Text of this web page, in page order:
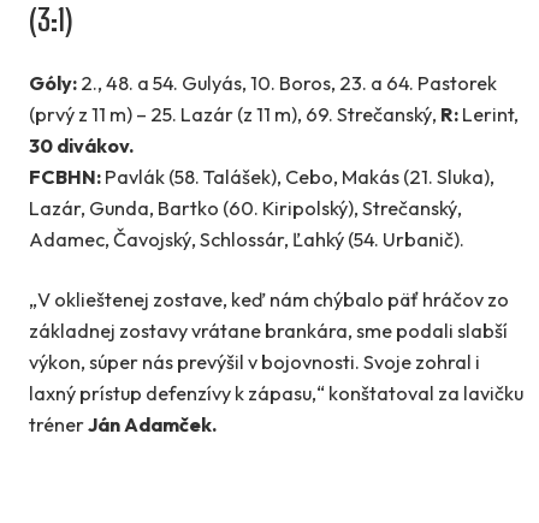
(3:1)
Góly: 2., 48. a 54. Gulyás, 10. Boros, 23. a 64. Pastorek
(prvý z 11 m) – 25. Lazár (z 11 m), 69. Strečanský, R: Lerint,
30 divákov.
FCBHN: Pavlák (58. Talášek), Cebo, Makás (21. Sluka),
Lazár, Gunda, Bartko (60. Kiripolský), Strečanský,
Adamec, Čavojský, Schlossár, Ľahký (54. Urbanič).
„V oklieštenej zostave, keď nám chýbalo päť hráčov zo
základnej zostavy vrátane brankára, sme podali slabší
výkon, súper nás prevýšil v bojovnosti. Svoje zohral i
laxný prístup defenzívy k zápasu,“ konštatoval za lavičku
trénerJán Adamček.